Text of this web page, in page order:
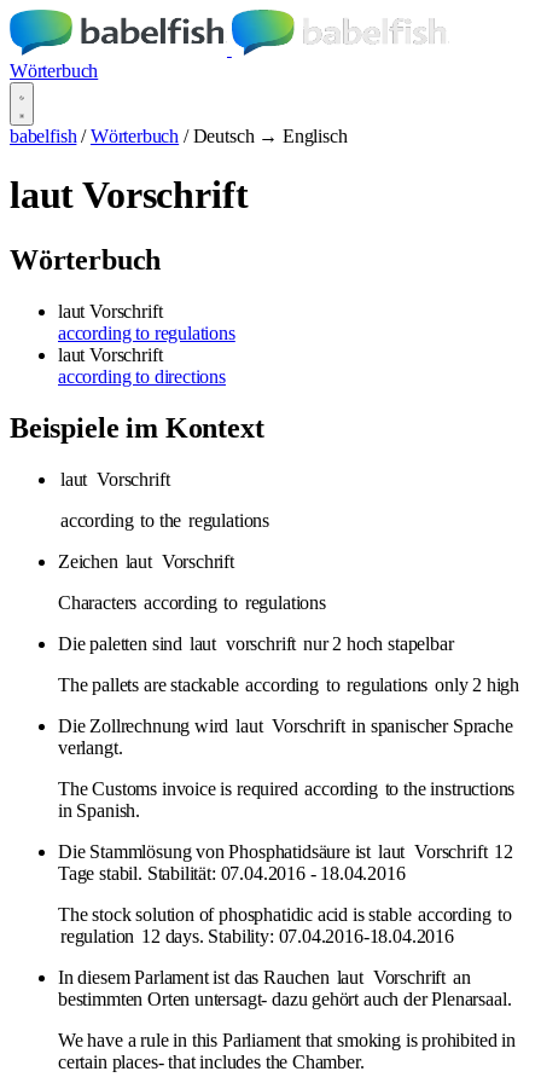
Wörterbuch
babelfish / Wörterbuch / Deutsch → Englisch
laut Vorschrift
Wörterbuch
laut Vorschrift
according to regulations
laut Vorschrift
according to directions
Beispiele im Kontext
laut Vorschrift
according to the regulations
Zeichen laut Vorschrift
Characters according to regulations
Die paletten sind laut vorschrift nur 2 hoch stapelbar
The pallets are stackable according to regulations only 2 high
Die Zollrechnung wird laut Vorschrift in spanischer Sprache
verlangt.
The Customs invoice is required according to the instructions
in Spanish.
Die Stammlösung von Phosphatidsäure ist laut Vorschrift 12
Tage stabil. Stabilität: 07.04.2016 - 18.04.2016
The stock solution of phosphatidic acid is stable according to
regulation 12 days. Stability: 07.04.2016-18.04.2016
In diesem Parlament ist das Rauchen laut Vorschrift an
bestimmten Orten untersagt- dazu gehört auch der Plenarsaal.
We have a rule in this Parliament that smoking is prohibited in
certain places- that includes the Chamber.